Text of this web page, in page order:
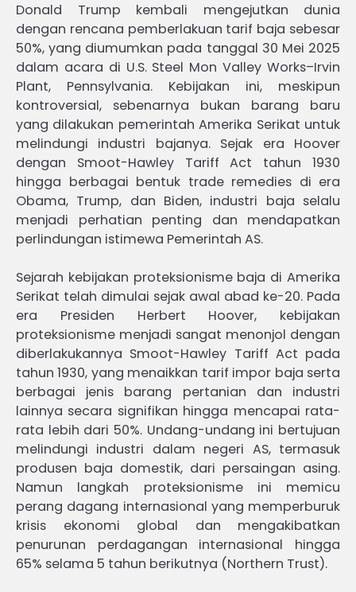
Donald Trump kembali mengejutkan dunia
dengan rencana pemberlakuan tarif baja sebesar
50%, yang diumumkan pada tanggal 30 Mei 2025
dalam acara di U.S. Steel Mon Valley Works–Irvin
Plant, Pennsylvania. Kebijakan ini, meskipun
kontroversial, sebenarnya bukan barang baru
yang dilakukan pemerintah Amerika Serikat untuk
melindungi industri bajanya. Sejak era Hoover
dengan Smoot-Hawley Tariff Act tahun 1930
hingga berbagai bentuk trade remedies di era
Obama, Trump, dan Biden, industri baja selalu
menjadi perhatian penting dan mendapatkan
perlindungan istimewa Pemerintah AS.
Sejarah kebijakan proteksionisme baja di Amerika
Serikat telah dimulai sejak awal abad ke-20. Pada
era Presiden Herbert Hoover, kebijakan
proteksionisme menjadi sangat menonjol dengan
diberlakukannya Smoot-Hawley Tariff Act pada
tahun 1930, yang menaikkan tarif impor baja serta
berbagai jenis barang pertanian dan industri
lainnya secara signifikan hingga mencapai rata-
rata lebih dari 50%. Undang-undang ini bertujuan
melindungi industri dalam negeri AS, termasuk
produsen baja domestik, dari persaingan asing.
Namun langkah proteksionisme ini memicu
perang dagang internasional yang memperburuk
krisis ekonomi global dan mengakibatkan
penurunan perdagangan internasional hingga
65% selama 5 tahun berikutnya (Northern Trust).